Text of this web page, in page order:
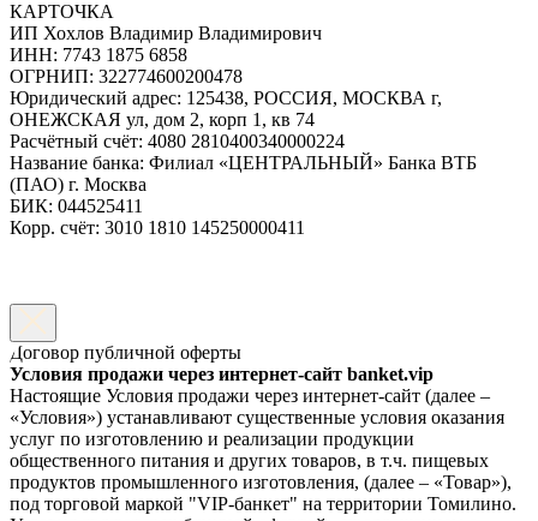
КАРТОЧКА
ИП Хохлов Владимир Владимирович
ИНН: 7743 1875 6858
ОГРНИП: 322774600200478
Юридический адрес: 125438, РОССИЯ, МОСКВА г,
ОНЕЖСКАЯ ул, дом 2, корп 1, кв 74
Расчётный счёт: 4080 2810400340000224
Название банка: Филиал «ЦЕНТРАЛЬНЫЙ» Банка ВТБ
(ПАО) г. Москва
БИК: 044525411
Корр. счёт: 3010 1810 145250000411
Договор публичной оферты
Условия продажи через интернет-сайт banket.vip
Настоящие Условия продажи через интернет-сайт (далее –
«Условия») устанавливают существенные условия оказания
услуг по изготовлению и реализации продукции
общественного питания и других товаров, в т.ч. пищевых
продуктов промышленного изготовления, (далее – «Товар»),
под торговой маркой "VIP-банкет" на территории Томилино.